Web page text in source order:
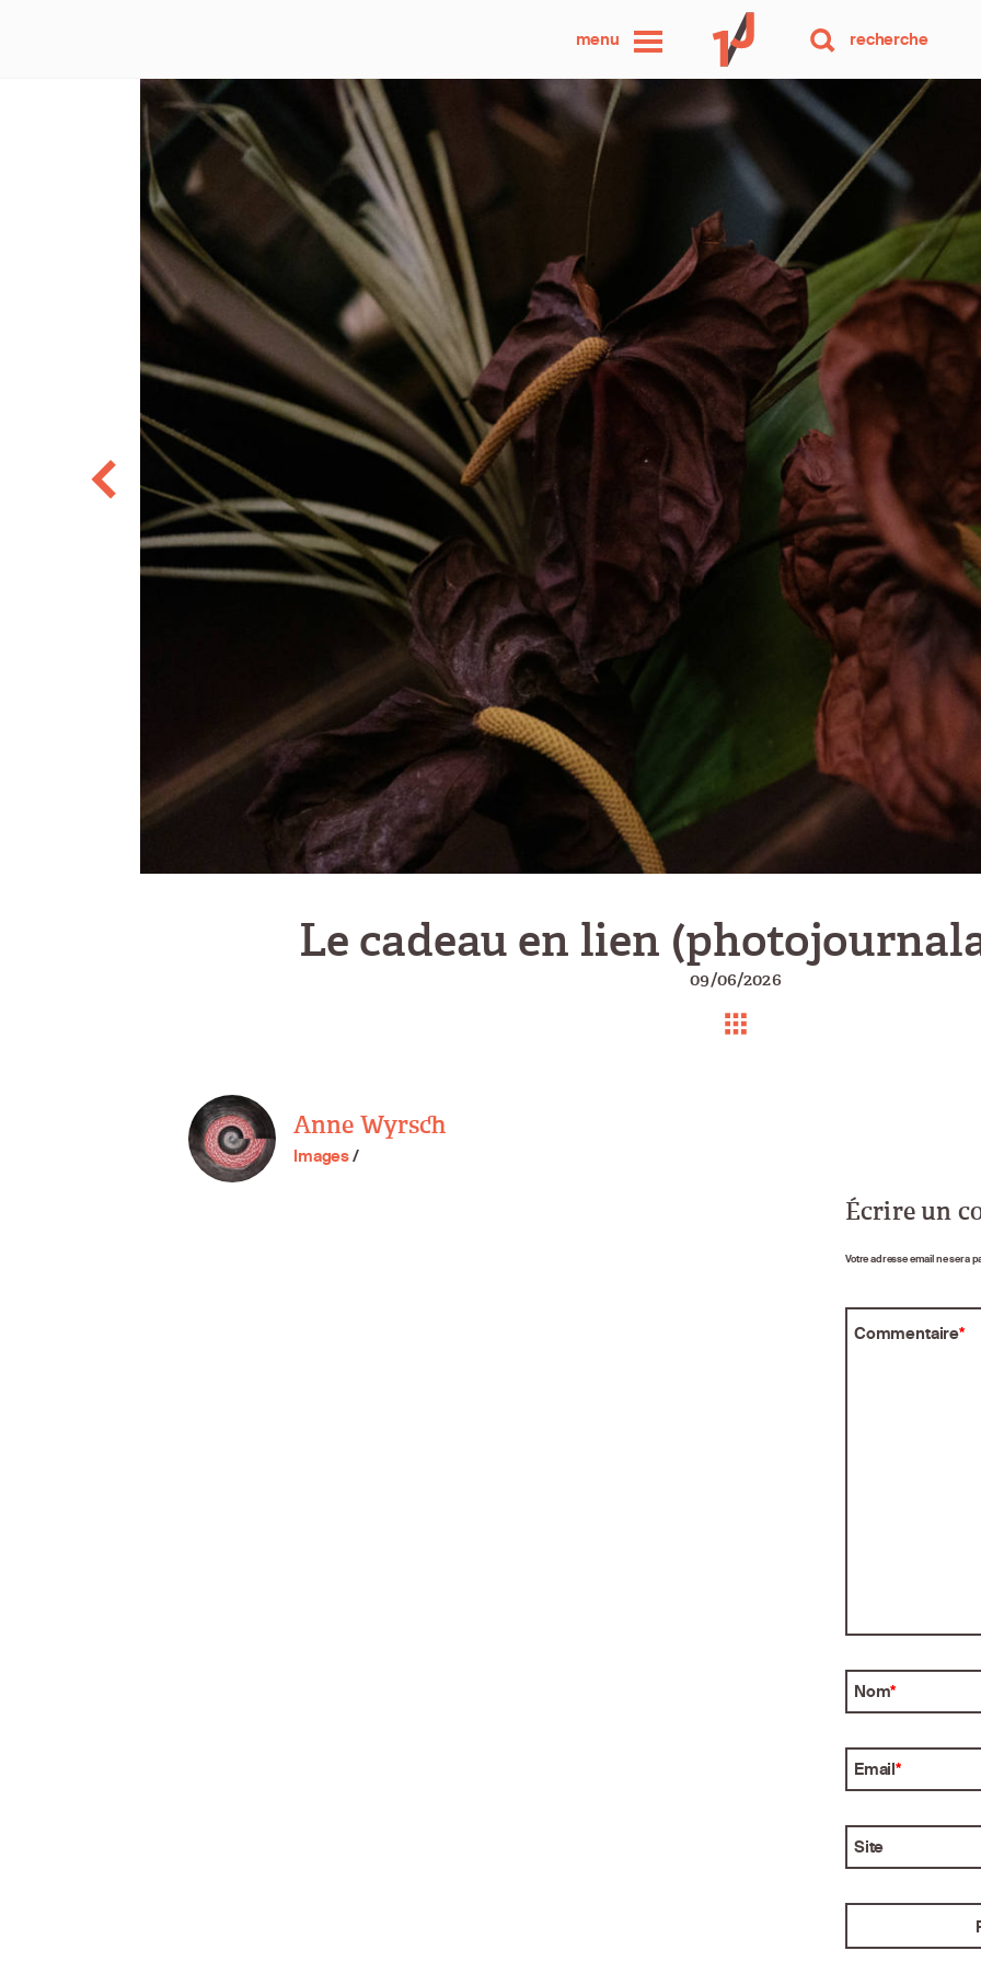
menu
une
photo
par
jour
recherche
Le cadeau en lien
09/06/2026
Anne Wyrsch
Images/
Écrire un
Votre adresse email ne sera
Commentaire*
Nom*
Email*
Site